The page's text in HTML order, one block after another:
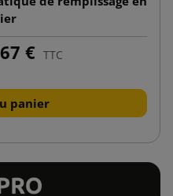
€ TTC
panier